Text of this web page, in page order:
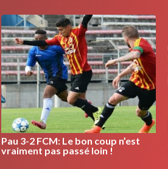
Pau 3-2 FCM: Le bon coup n’est
vraiment pas passé loin !